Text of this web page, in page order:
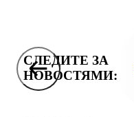
СЛЕДИТЕ ЗА
НОВОСТЯМИ: